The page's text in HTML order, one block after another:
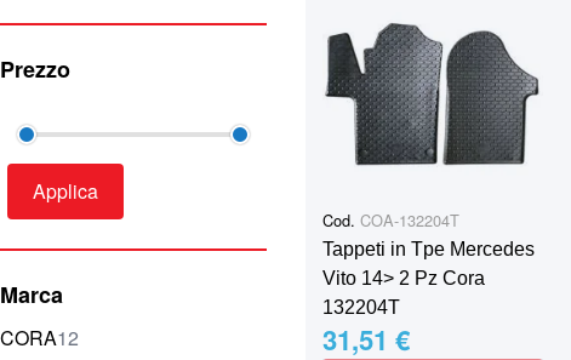
Prezzo
Applica
Marca
CORA12
elementi
Cod. COA-132204T
Tappeti in Tpe Mercedes
Vito 14> 2 Pz Cora
132204T
31,51 €